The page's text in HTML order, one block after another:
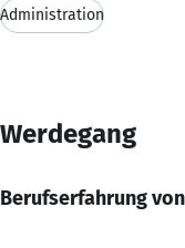
Administration
Werdegang
Berufserfahrung